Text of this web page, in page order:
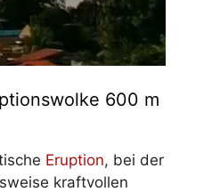
600 m
Eruption, bei der
kraftvollen